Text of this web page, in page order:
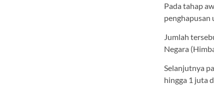
Pada tahap
penghapusan
Jumlah
Negara
Selanjutnya
hingga 1 juta